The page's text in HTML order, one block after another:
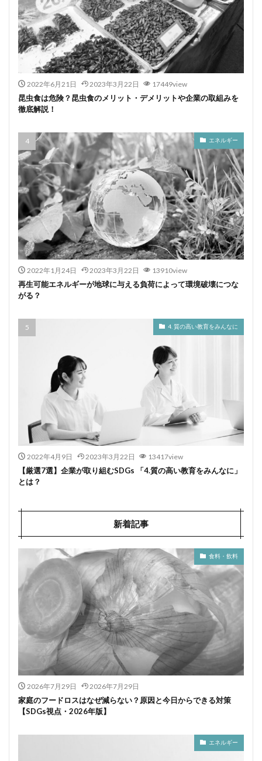
2022年6月21日 2023年3月22日 17449view
昆虫食は危険？昆虫食のメリット・デメリットや企業の取組みを
徹底解説！
エネルギー
2022年1月24日 2023年3月22日 13910view
再生可能エネルギーが地球に与える負荷によって環境破壊につな
がる？
4. 質の高い教育をみんなに
2022年4月9日 2023年3月22日 13417view
【厳選7選】企業が取り組むSDGs 「4.質の高い教育をみんなに」
とは？
新着記事
食料・飲料
2026年7月29日 2026年7月29日
家庭のフードロスはなぜ減らない？原因と今日からできる対策
【SDGs視点・2026年版】
エネルギー